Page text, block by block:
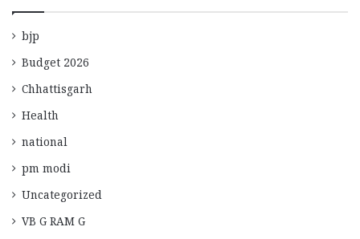
bjp
Budget 2026
Chhattisgarh
Health
national
pm modi
Uncategorized
VB G RAM G